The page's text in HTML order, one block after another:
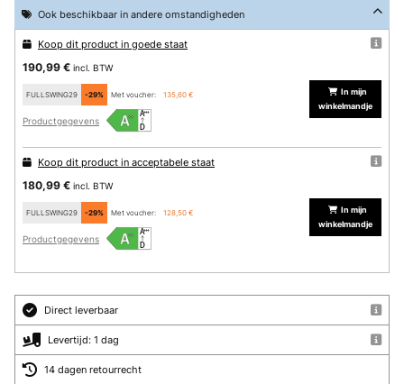
Ook beschikbaar in andere omstandigheden
Koop dit product in goede staat
190,99 € incl. BTW
FULLSWING29 -29% Met voucher: 135,60 €
Productgegevens
In mijn
winkelmandje
Koop dit product in acceptabele staat
180,99 € incl. BTW
FULLSWING29 -29% Met voucher: 128,50 €
Productgegevens
In mijn
winkelmandje
Direct leverbaar
Levertijd: 1 dag
14 dagen retourrecht